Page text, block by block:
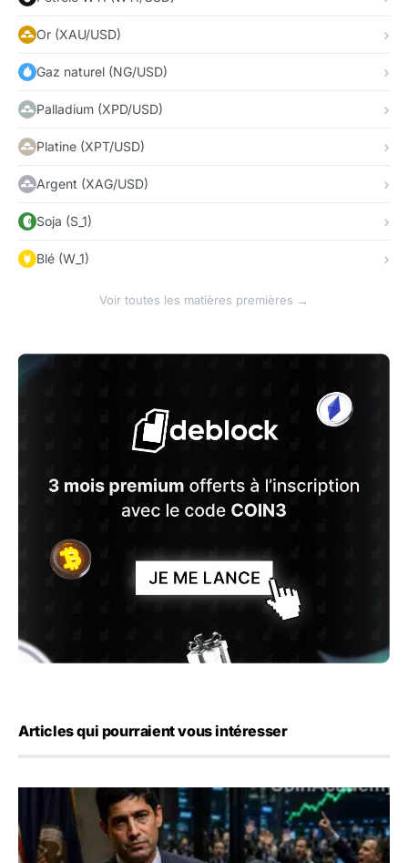
Or (XAU/USD)
Gaz naturel (NG/USD)
Palladium (XPD/USD)
Platine (XPT/USD)
Argent (XAG/USD)
Soja (S_1)
Blé (W_1)
Voir toutes les matières premières →
Articles qui pourraient vous intéresser
Emploi américain : 23 000 postes détruits en juillet, les